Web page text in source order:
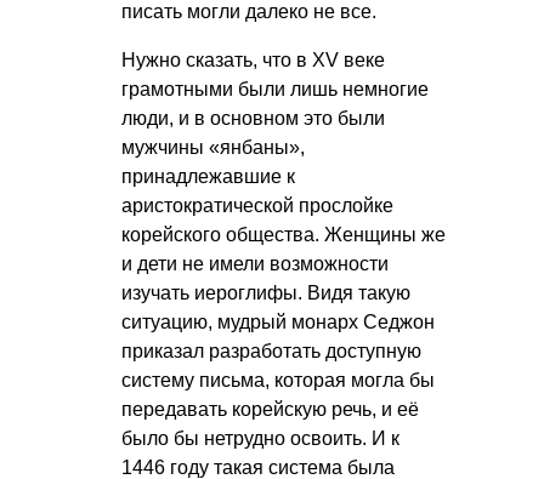
писать могли далеко не все.
Нужно сказать, что в XV веке
грамотными были лишь немногие
люди, и в основном это были
мужчины «янбаны»,
принадлежавшие к
аристократической прослойке
корейского общества. Женщины же
и дети не имели возможности
изучать иероглифы. Видя такую
ситуацию, мудрый монарх Седжон
приказал разработать доступную
систему письма, которая могла бы
передавать корейскую речь, и её
было бы нетрудно освоить. И к
1446 году такая система была